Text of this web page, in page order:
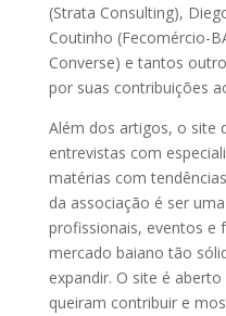
(Strata Consulting),
Coutinho (Fecomércio-
Converse) e tantos
por suas contribuições
Além dos artigos, o site
entrevistas com
matérias com
da associação é ser
profissionais, eventos e
mercado baiano tão
expandir. O site é
queiram contribuir e